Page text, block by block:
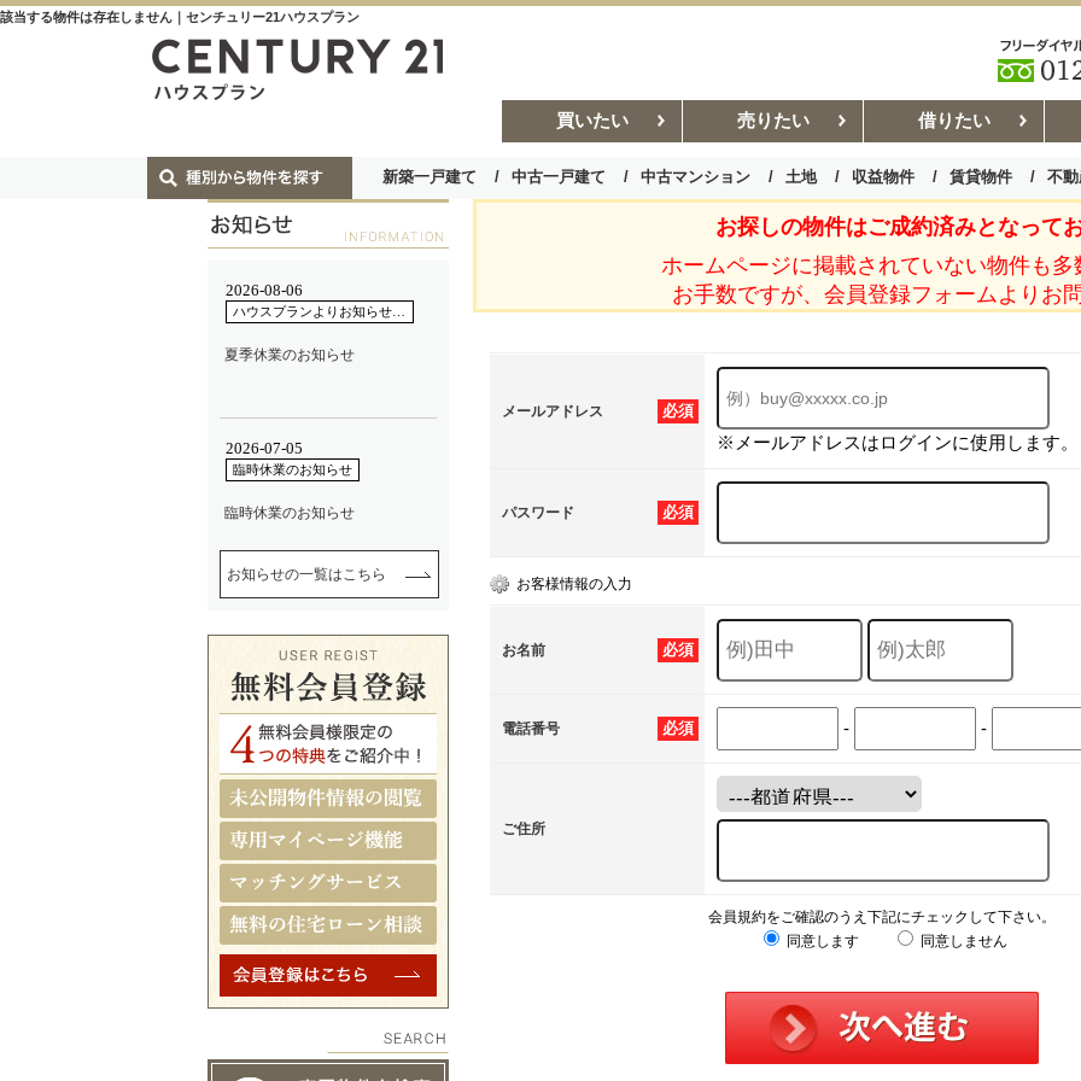
該当する物件は存在しません｜センチュリー21ハウスプラン
買いたい 売りたい 借りたい
新築一戸建て 中古一戸建て 中古マンション 土地 収益物件 賃貸物件 不
お部屋探しコラム 賃貸管理コ
お探しの物件はご成約済みとなってお
ホームページに掲載されていない物件も多
お手数ですが、会員登録フォームよりお
必須
メールアドレス
※メールアドレスはログインに使用します。
必須
パスワード
お客様情報の入力
必須
お名前
必須
電話番号 - -
ご住所
会員規約をご確認のうえ下記にチェックして下さい。
同意します
同意しません
お知らせの一覧はこちら